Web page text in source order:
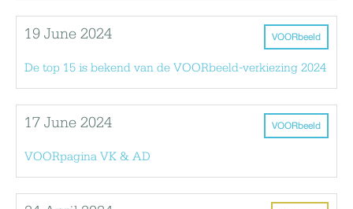
VOORbeeld
19 June 2024
De top 15 is bekend van de VOORbeeld-verkiezing 2024
VOORbeeld
17 June 2024
VOORpagina VK & AD